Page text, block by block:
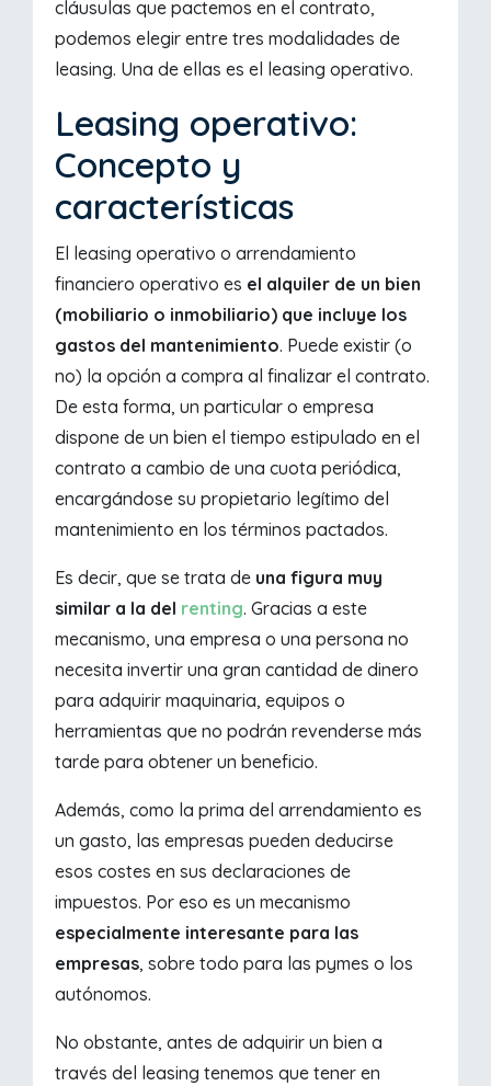
cláusulas que pactemos en el contrato,
podemos elegir entre tres modalidades de
leasing. Una de ellas es el leasing operativo.
Leasing operativo:
Concepto y
características
El leasing operativo o arrendamiento
financiero operativo es el alquiler de un bien
(mobiliario o inmobiliario) que incluye los
gastos del mantenimiento. Puede existir (o
no) la opción a compra al finalizar el contrato.
De esta forma, un particular o empresa
dispone de un bien el tiempo estipulado en el
contrato a cambio de una cuota periódica,
encargándose su propietario legítimo del
mantenimiento en los términos pactados.
Es decir, que se trata de una figura muy
similar a la del renting. Gracias a este
mecanismo, una empresa o una persona no
necesita invertir una gran cantidad de dinero
para adquirir maquinaria, equipos o
herramientas que no podrán revenderse más
tarde para obtener un beneficio.
Además, como la prima del arrendamiento es
un gasto, las empresas pueden deducirse
esos costes en sus declaraciones de
impuestos. Por eso es un mecanismo
especialmente interesante para las
empresas, sobre todo para las pymes o los
autónomos.
No obstante, antes de adquirir un bien a
través del leasing tenemos que tener en